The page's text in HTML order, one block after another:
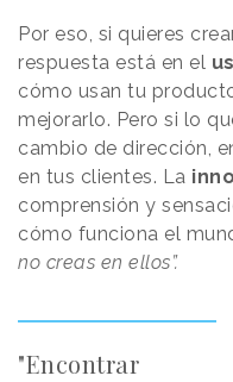
Por eso, si quieres
respuesta está en el
cómo usan tu
mejorarlo. Pero si lo
cambio de dirección,
en tus clientes. La
comprensión y
cómo funciona el
no creas en ellos”.
"Encontrar